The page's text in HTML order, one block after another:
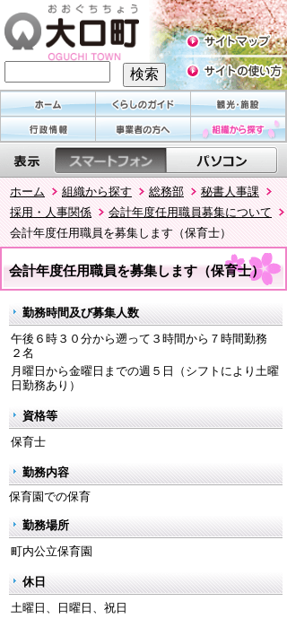
ホーム 組織から探す 総務部
秘書人事課
採用・人事関係
会計年度任用職員募集について
会計年度任用職員を募集します（保育士）
会計年度任用職員を募集します（保育士）
勤務時間及び募集人数
午後６時３０分から遡って３時間から７時間勤務
２名
月曜日から金曜日までの週５日（シフトにより土曜
日勤務あり）
資格等
保育士
勤務内容
保育園での保育
勤務場所
町内公立保育園
休日
土曜日、日曜日、祝日